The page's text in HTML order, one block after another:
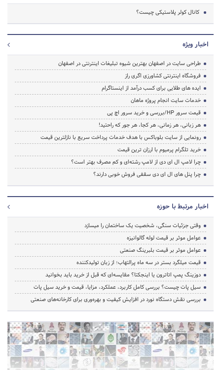
کانال کولر پلاستیکی چیست؟
اخبار ویژه
طراحی سایت در اصفهان بهترین شیوه تبلیغات اینترنتی در اصفهان
فروشگاه اینترنتی کشاورزی اگری راز
ایده های طلایی برای کسب درآمد از اینستاگرام
خدمات سایت انجام پروژه ماهان
قیمت سرور HP/بررسی و خرید سرور اچ پی
هر زبانی، هر زمانی، هر کجا، هر جور که راحتید!
رونمایی از سایت بلوباکس با هدف خدمات پرداخت سریع با نازلترین قیمت
خرید تلگرام پرمیوم با ارزان ترین قیمت
چرا لامپ ال ای دی از لامپ رشته‌ای و کم مصرف بهتر است؟
چرا پنل های ال ای دی سقفی فروش خوبی دارند؟
اخبار مرتبط با حوزه
وقتی جزئیات سنگی، شخصیت یک ساختمان را میسازد
عوامل موثر بر قیمت لوله گالوانیزه
عوامل موثر بر قیمت بلبرینگ صنعتی
قیمت میلگرد بستر در سه ماه پرالتهاب؛ از زبان تولیدکننده
دوزینگ پمپ اتاترون یا اینجکتا؟ مقایسه‌ای که قبل از خرید باید بخوانید
سیل پات چیست؟ بررسی کامل کاربرد، عملکرد، مزایا، قیمت و خرید سیل پات
بررسی نقش دستگاه نورد در افزایش کیفیت و بهره‌وری برای کارخانه‌های صنعتی